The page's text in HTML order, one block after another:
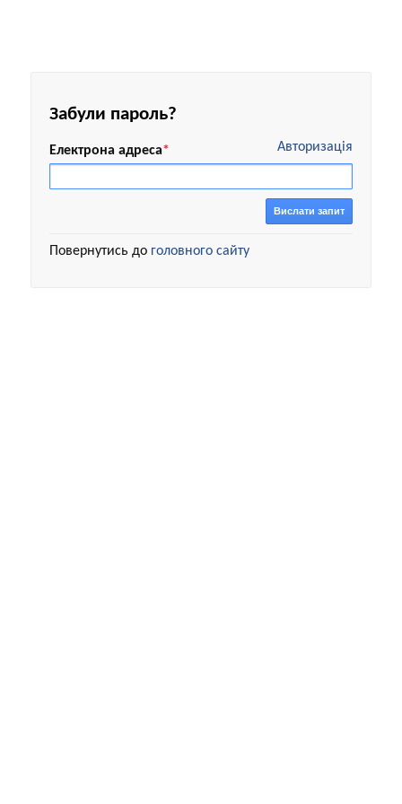
Забули пароль?
Авторизація
Електрона адреса*
Вислати запит
Повернутись до головного сайту